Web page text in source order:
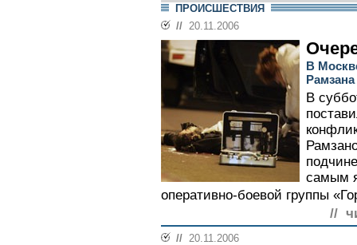
ПРОИСШЕСТВИЯ
// 20.11.2006
В
В
самым
оперативно-боевой группы
//
// 20.11.2006